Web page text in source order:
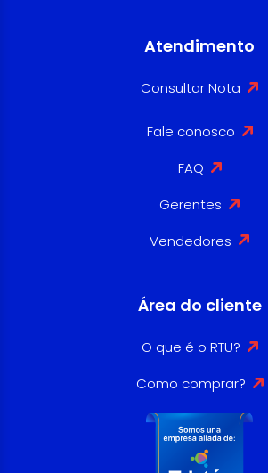
Atendimento
Consultar Nota
Fale conosco
FAQ
Gerentes
Vendedores
Área do cliente
O que é o RTU?
Como comprar?